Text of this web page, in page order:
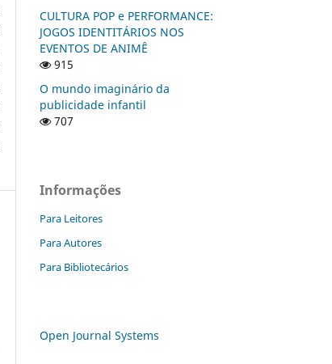
CULTURA POP e PERFORMANCE:
JOGOS IDENTITÁRIOS NOS
EVENTOS DE ANIMÊ
915
O mundo imaginário da
publicidade infantil
707
Informações
Para Leitores
Para Autores
Para Bibliotecários
Open Journal Systems